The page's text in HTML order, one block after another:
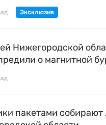
Нижегородской
о магнитной
пакетами собирают